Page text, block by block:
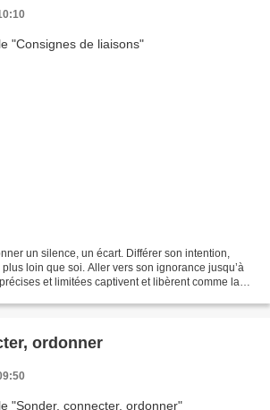
un silence, un écart. Différer son intention,
loin que soi. Aller vers son ignorance jusqu’à
et limitées captivent et libèrent comme la
ordonner